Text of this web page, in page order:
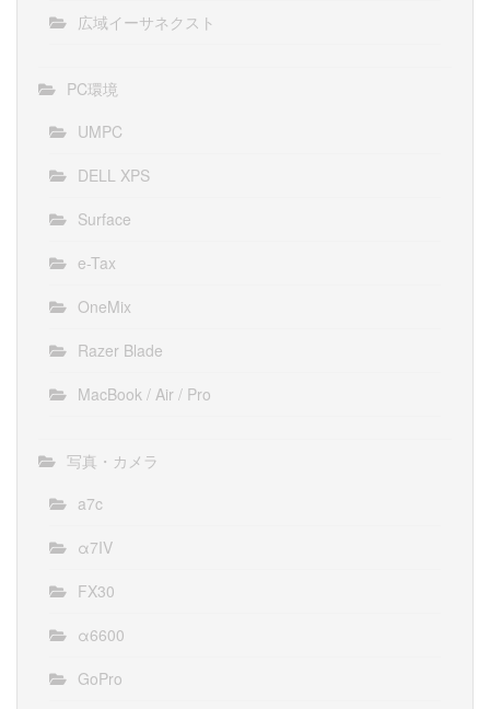
広域イーサネクスト
PC環境
UMPC
DELL XPS
Surface
e-Tax
OneMix
Razer Blade
MacBook / Air / Pro
写真・カメラ
a7c
α7IV
FX30
α6600
GoPro